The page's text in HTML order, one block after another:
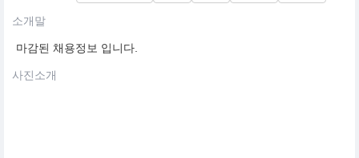
소개말
마감된 채용정보 입니다.
사진소개